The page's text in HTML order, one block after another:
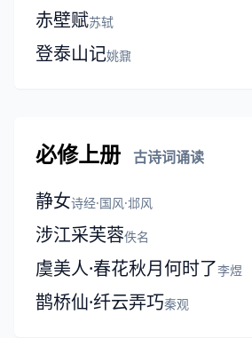
赤壁赋苏轼
登泰山记姚鼐
必修上册 古诗词诵读
静女诗经·国风·邶风
涉江采芙蓉佚名
虞美人·春花秋月何时了李煜
鹊桥仙·纤云弄巧秦观